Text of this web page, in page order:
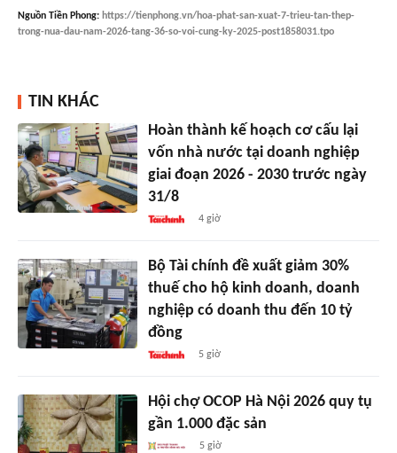
Nguồn Tiền Phong: https://tienphong.vn/hoa-phat-san-xuat-7-trieu-tan-thep-
trong-nua-dau-nam-2026-tang-36-so-voi-cung-ky-2025-post1858031.tpo
TIN KHÁC
Hoàn thành kế hoạch cơ cấu lại
vốn nhà nước tại doanh nghiệp
giai đoạn 2026 - 2030 trước ngày
31/8
4 giờ
Bộ Tài chính đề xuất giảm 30%
thuế cho hộ kinh doanh, doanh
nghiệp có doanh thu đến 10 tỷ
đồng
5 giờ
Hội chợ OCOP Hà Nội 2026 quy tụ
gần 1.000 đặc sản
5 giờ